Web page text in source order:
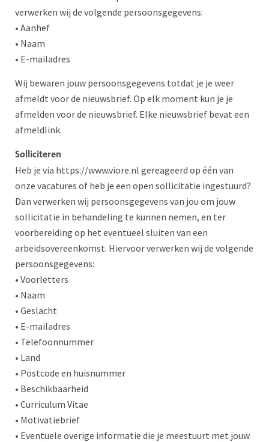
verwerken wij de volgende persoonsgegevens:
• Aanhef
• Naam
• E-mailadres
Wij bewaren jouw persoonsgegevens totdat je je weer
afmeldt voor de nieuwsbrief. Op elk moment kun je je
afmelden voor de nieuwsbrief. Elke nieuwsbrief bevat een
afmeldlink.
Solliciteren
Heb je via https://www.viore.nl gereageerd op één van
onze vacatures of heb je een open sollicitatie ingestuurd?
Dan verwerken wij persoonsgegevens van jou om jouw
sollicitatie in behandeling te kunnen nemen, en ter
voorbereiding op het eventueel sluiten van een
arbeidsovereenkomst. Hiervoor verwerken wij de volgende
persoonsgegevens:
• Voorletters
• Naam
• Geslacht
• E-mailadres
• Telefoonnummer
• Land
• Postcode en huisnummer
• Beschikbaarheid
• Curriculum Vitae
• Motivatiebrief
• Eventuele overige informatie die je meestuurt met jouw